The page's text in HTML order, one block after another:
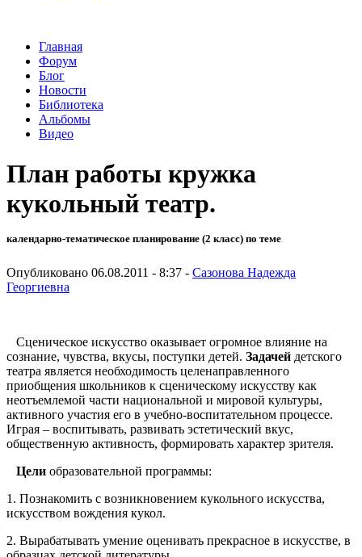
Главная
Форум
Блог
Новости
Библиотека
Альбомы
Видео
План работы кружка
кукольный театр.
календарно-тематическое планирование (2 класс) по теме
Опубликовано 06.08.2011 - 8:37 - Сазонова Надежда
Георгиевна
Сценическое искусство оказывает огромное влияние на
сознание, чувства, вкусы, поступки детей. Задачей детского
театра является необходимость целенаправленного
приобщения школьников к сценическому искусству как
неотъемлемой части национальной и мировой культуры,
активного участия его в учебно-воспитательном процессе.
Играя – воспитывать, развивать эстетический вкус,
общественную активность, формировать характер зрителя.
Цели образовательной программы:
1. Познакомить с возникновением кукольного искусства,
искусством вождения кукол.
2. Вырабатывать умение оценивать прекрасное в искусстве, в